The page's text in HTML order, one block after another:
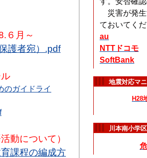
６月～
護者宛）.pdf
のガイドライ
動について）
課程の編成方
災害が発生
ておいてくだ
au
NTTドコモ
SoftBank
地震対応マ
H28
川本南小学